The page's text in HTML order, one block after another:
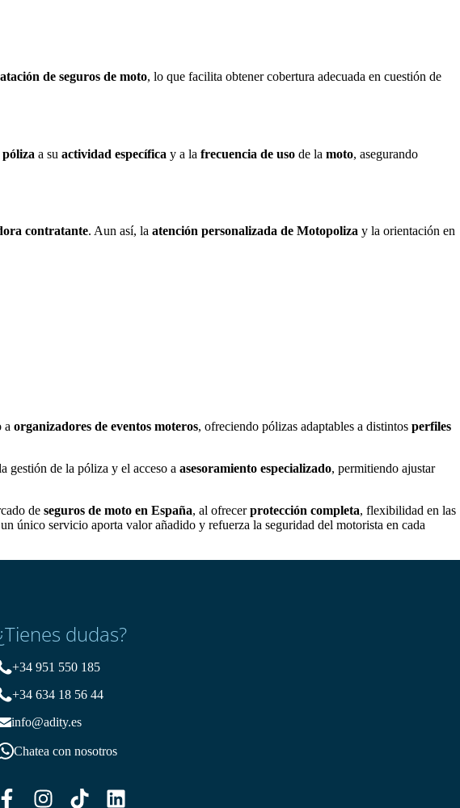
de seguros de moto, lo que facilita obtener cobertura adecuada en cuestión de
a su actividad específica y a la frecuencia de uso de la moto, asegurando
contratante. Aun así, la atención personalizada de Motopoliza y la orientación en
a organizadores de eventos moteros, ofreciendo pólizas adaptables a distintos perfiles
gestión de la póliza y el acceso a asesoramiento especializado, permitiendo ajustar
de seguros de moto en España, al ofrecerprotección completa, flexibilidad en las
único servicio aporta valor añadido y refuerza la seguridad del motorista en cada
dudas?
+34 951 550 185
+34 634 18 56 44
info@adity.es
Chatea con nosotros